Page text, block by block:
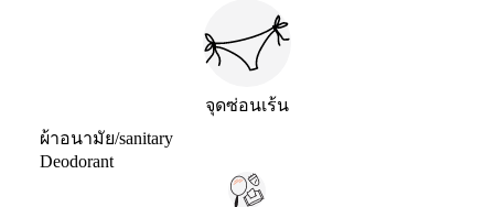
จุดซ่อนเร้น
ผ้าอนามัย/sanitary
Deodorant